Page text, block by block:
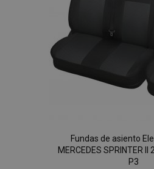
Fundas de asiento
MERCEDES SPRINTER
P3